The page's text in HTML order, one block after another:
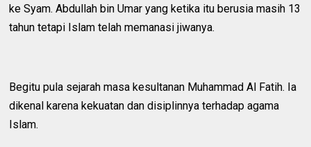
ke Syam. Abdullah bin Umar yang ketika itu berusia masih 13
tahun tetapi Islam telah memanasi jiwanya.
Begitu pula sejarah masa kesultanan Muhammad Al Fatih. Ia
dikenal karena kekuatan dan disiplinnya terhadap agama
Islam.